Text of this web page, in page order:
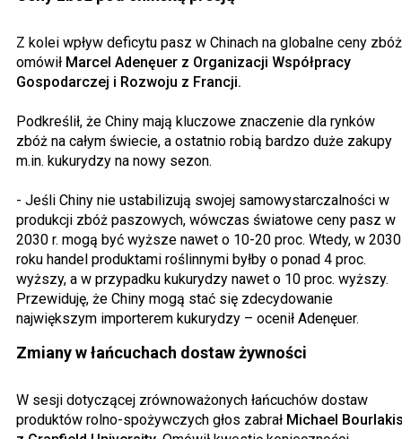
Z kolei wpływ deficytu pasz w Chinach na globalne ceny zbóż
omówił Marcel Adenęuer z Organizacji Współpracy
Gospodarczej i Rozwoju z Francji.
Podkreślił, że Chiny mają kluczowe znaczenie dla rynków
zbóż na całym świecie, a ostatnio robią bardzo duże zakupy
m.in. kukurydzy na nowy sezon.
- Jeśli Chiny nie ustabilizują swojej samowystarczalności w
produkcji zbóż paszowych, wówczas światowe ceny pasz w
2030 r. mogą być wyższe nawet o 10-20 proc. Wtedy, w 2030
roku handel produktami roślinnymi byłby o ponad 4 proc.
wyższy, a w przypadku kukurydzy nawet o 10 proc. wyższy.
Przewiduję, że Chiny mogą stać się zdecydowanie
największym importerem kukurydzy – ocenił Adenęuer.
Zmiany w łańcuchach dostaw żywności
W sesji dotyczącej zrównoważonych łańcuchów dostaw
produktów rolno-spożywczych głos zabrał Michael